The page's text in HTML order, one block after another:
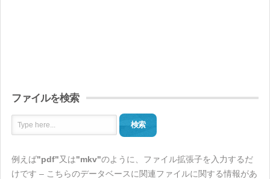
ファイルを検索
検索
例えば"pdf"又は"mkv"のように、ファイル拡張子を入力するだ
けです – こちらのデータベースに関連ファイルに関する情報があ